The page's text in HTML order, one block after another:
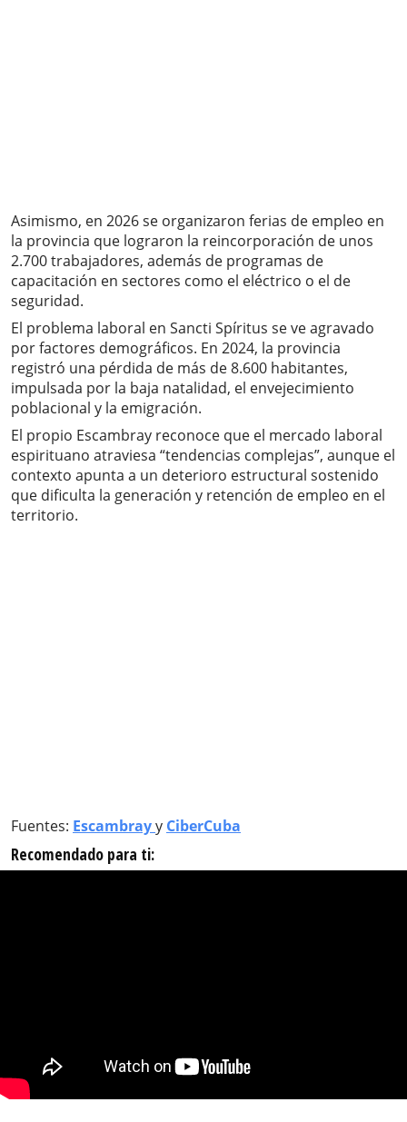
Asimismo, en 2026 se organizaron ferias de empleo en
la provincia que lograron la reincorporación de unos
2.700 trabajadores, además de programas de
capacitación en sectores como el eléctrico o el de
seguridad.
El problema laboral en Sancti Spíritus se ve agravado
por factores demográficos. En 2024, la provincia
registró una pérdida de más de 8.600 habitantes,
impulsada por la baja natalidad, el envejecimiento
poblacional y la emigración.
El propio Escambray reconoce que el mercado laboral
espirituano atraviesa “tendencias complejas”, aunque el
contexto apunta a un deterioro estructural sostenido
que dificulta la generación y retención de empleo en el
territorio.
Fuentes: Escambrayy CiberCuba
Recomendado para ti: